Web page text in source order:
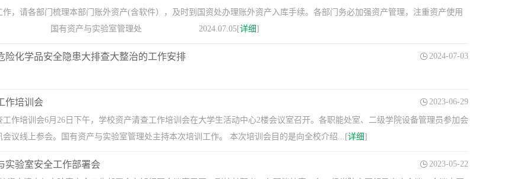
作，请各部门梳理本部门账外资产(含软件），及时到国资处办理账外资产入库手续。各部门务必加强资产管理，注重资产使用
费。 国有资产与实验室管理处 2024.07.05[详细]
险化学品安全隐患大排查大整治的工作安排 2024-07-03
作培训会 2023-06-29
作培训会6月26日下午，学校资产清查工作培训会在大学生活动中心2楼会议室召开。各职能处室、二级学院设备管理员参加会
议线上参会。国有资产与实验室管理处主持本次培训工作。‍‍​‍ 本次培训会目的是向全校介绍...[详细]
实验室安全工作部署会 2023-05-22